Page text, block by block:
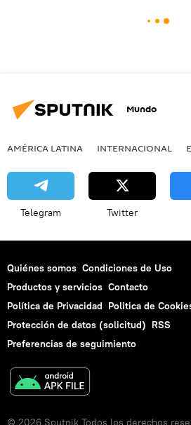
Mundo
AMÉRICA LATINA INTERNACIONAL
Telegram Twitter
Quiénes somos Condiciones de Uso
Productos y servicios Contacto
Política de Privacidad Politica de
Protección de datos (solicitud) RSS
Preferencias de seguimiento
© 2026 Sputnik Todos los derechos